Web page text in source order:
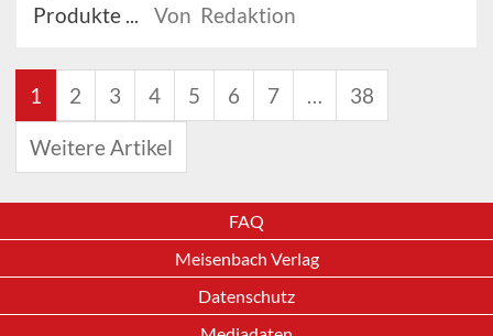
Produkte ...
Von Redaktion
1 2 3 4 5 6 7 38
Weitere Artikel
FAQ
Meisenbach Verlag
Datenschutz